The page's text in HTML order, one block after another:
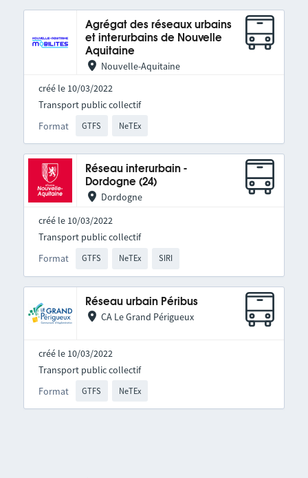
Agrégat des réseaux urbains
et interurbains de Nouvelle
Aquitaine
Nouvelle-Aquitaine
créé le 10/03/2022
Format GTFS NeTEx
Transport public collectif
Réseau interurbain -
Dordogne (24)
Dordogne
créé le 10/03/2022
Format GTFS NeTEx SIRI
Transport public collectif
Réseau urbain Péribus
CA Le Grand Périgueux
créé le 10/03/2022
Format GTFS NeTEx
Transport public collectif